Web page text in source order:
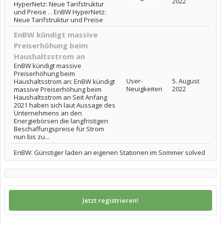
HyperNetz: Neue Tarifstruktur
und Preise . . EnBW HyperNetz:
Neue Tarifstruktur und Preise
EnBW kündigt massive
Preiserhöhung beim
Haushaltsstrom an
EnBW kündigt massive
Preiserhöhung beim
Haushaltsstrom an: EnBW kündigt
massive Preiserhöhung beim
Haushaltsstrom an Seit Anfang
2021 haben sich laut Aussage des
Unternehmens an den
Energiebörsen die langfristigen
Beschaffungspreise für Strom
nun bis zu...
User-
Neuigkeiten
5. August
2022
EnBW: Günstiger laden an eigenen Stationen im Sommer solved
Jetzt registrieren!